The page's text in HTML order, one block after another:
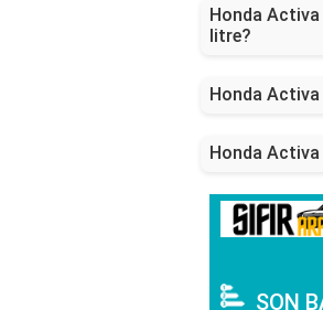
Honda
litre?
Honda Activa
Honda
SON